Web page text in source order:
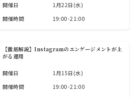
開催日
1月22日(水)
開催時間
19:00-21:00
【徹底解説】Instagramのエンゲージメントが上
がる運用
開催日
1月15日(水)
開催時間
19:00-21:00